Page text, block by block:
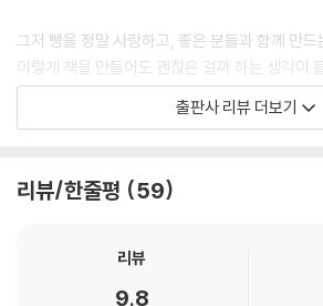
16. 오징어먹물식빵
17. 초코식빵
18. 통밀식빵
21. 호두크랜베리식빵
그저 빵을 정말 사랑하고, 좋은 분들과 함께 만
이렇게 책을 만들어도 괜찮은 걸까 하는 생각이
이 부족하다는 생각이 컸거든요.
그런데 저의 그 부족함이 오히려 이 책을 낼 수
부족했기에 실패도 많았고, 해결될 때까지 책을
기도 하지만, 참 까다롭고 어려운 빵이기도 하니
출판사 리뷰 더보기
리뷰/한줄평 59
리뷰
9.8